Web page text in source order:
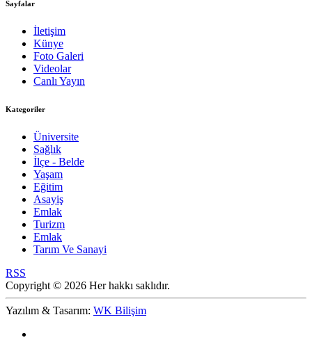
Sayfalar
İletişim
Künye
Foto Galeri
Videolar
Canlı Yayın
Kategoriler
Üniversite
Sağlık
İlçe - Belde
Yaşam
Eğitim
Asayiş
Emlak
Turizm
Emlak
Tarım Ve Sanayi
RSS
Copyright © 2026 Her hakkı saklıdır.
Yazılım & Tasarım: WK Bilişim